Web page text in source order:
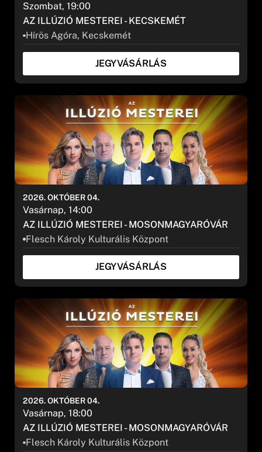
AZ ILLÚZIÓ MESTEREI - KECSKEMÉT
Hírös Agóra, Kecskemét
Szombat, 19:00
JEGYVÁSÁRLÁS
AZ ILLÚZIÓ MESTEREI - MOSONMAGYARÓVÁR
Flesch Károly Kulturális Központ
2026. OKTÓBER 04.
Vasárnap, 14:00
JEGYVÁSÁRLÁS
AZ ILLÚZIÓ MESTEREI - MOSONMAGYARÓVÁR
Flesch Károly Kulturális Központ
2026. OKTÓBER 04.
Vasárnap, 18:00